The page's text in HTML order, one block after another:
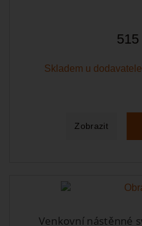
Skladem u
Zobrazit
Venkovní nástěnné